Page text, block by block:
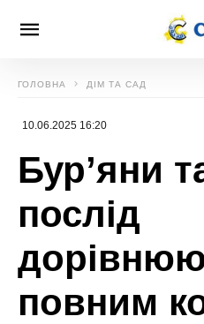
ГОЛОВНА ДІМ ТА САД
10.06.2025 16:20
Бур’яни
послід
повним